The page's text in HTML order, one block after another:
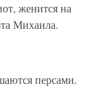
женится на
Михаила.
персами.